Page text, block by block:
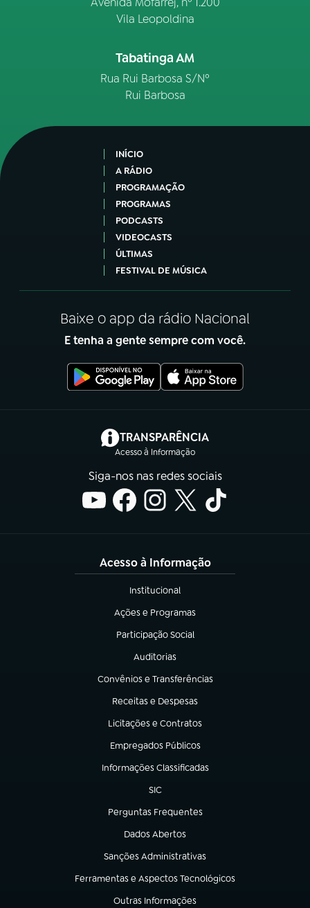
Vila Leopoldina
Tabatinga AM
Rua Rui Barbosa S/Nº
Rui Barbosa
INÍCIO
A RÁDIO
PROGRAMAÇÃO
PROGRAMAS
PODCASTS
VIDEOCASTS
ÚLTIMAS
FESTIVAL DE MÚSICA
Baixe o app da rádio Nacional
E tenha a gente sempre com você.
TRANSPARÊNCIA
Acesso à Informação
(abre em nova aba)
Siga-nos nas redes sociais
Acesso à Informação
Institucional
(abre em nova aba)
Ações e Programas
(abre em nova aba)
Participação Social
(abre em nova aba)
Auditorias
(abre em nova aba)
Convênios e Transferências
(abre em nova aba)
Receitas e Despesas
(abre em nova aba)
Licitações e Contratos
(abre em nova aba)
Empregados Públicos
(abre em nova aba)
Informações Classificadas
(abre em nova aba)
SIC
(abre em nova aba)
Perguntas Frequentes
(abre em nova aba)
Dados Abertos
(abre em nova aba)
Sanções Administrativas
(abre em nova aba)
Ferramentas e Aspectos Tecnológicos
(abre em nova aba)
Outras Informações
(abre em nova aba)